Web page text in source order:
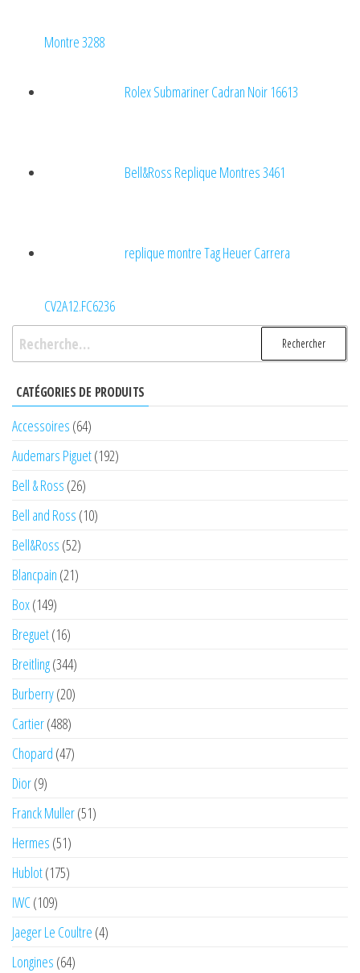
Montre 3288
Rolex Submariner Cadran Noir 16613
Bell&Ross Replique Montres 3461
replique montre Tag Heuer Carrera
CV2A12.FC6236
Rechercher :
CATÉGORIES DE PRODUITS
Accessoires (64)
Audemars Piguet(192)
Bell & Ross (26)
Bell and Ross (10)
Bell&Ross (52)
Blancpain (21)
Box(149)
Breguet(16)
Breitling(344)
Burberry(20)
Cartier(488)
Chopard (47)
Dior(9)
Franck Muller(51)
Hermes (51)
Hublot(175)
IWC(109)
Jaeger Le Coultre (4)
Longines (64)